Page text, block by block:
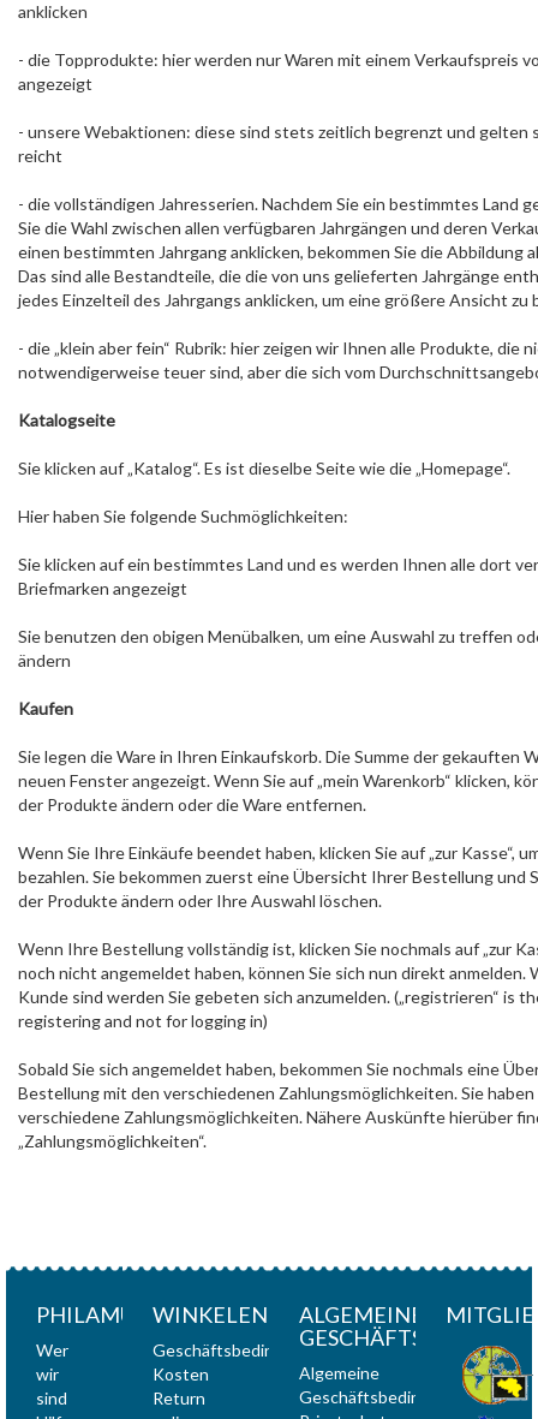
anklicken
- die Topprodukte: hier werden nur Waren mit einem Verkaufspreis
angezeigt
- unsere Webaktionen: diese sind stets zeitlich begrenzt und gelten
reicht
- die vollständigen Jahresserien. Nachdem Sie ein bestimmtes Land
Sie die Wahl zwischen allen verfügbaren Jahrgängen und deren
einen bestimmten Jahrgang anklicken, bekommen Sie die Abbildung
Das sind alle Bestandteile, die die von uns gelieferten Jahrgänge
jedes Einzelteil des Jahrgangs anklicken, um eine größere Ansicht zu
- die „klein aber fein“ Rubrik: hier zeigen wir Ihnen alle Produkte, die
notwendigerweise teuer sind, aber die sich vom
Katalogseite
Sie klicken auf „Katalog“. Es ist dieselbe Seite wie die „Homepage“.
Hier haben Sie folgende Suchmöglichkeiten:
Sie klicken auf ein bestimmtes Land und es werden Ihnen alle dort
Briefmarken angezeigt
Sie benutzen den obigen Menübalken, um eine Auswahl zu treffen
ändern
Kaufen
Sie legen die Ware in Ihren Einkaufskorb. Die Summe der gekauften
neuen Fenster angezeigt. Wenn Sie auf „mein Warenkorb“ klicken,
der Produkte ändern oder die Ware entfernen.
Wenn Sie Ihre Einkäufe beendet haben, klicken Sie auf „zur Kasse“,
bezahlen. Sie bekommen zuerst eine Übersicht Ihrer Bestellung und
der Produkte ändern oder Ihre Auswahl löschen.
Wenn Ihre Bestellung vollständig ist, klicken Sie nochmals auf „zur
noch nicht angemeldet haben, können Sie sich nun direkt anmelden.
Kunde sind werden Sie gebeten sich anzumelden. („registrieren“ is
registering and not for logging in)
Sobald Sie sich angemeldet haben, bekommen Sie nochmals eine
Bestellung mit den verschiedenen Zahlungsmöglichkeiten. Sie
verschiedene Zahlungsmöglichkeiten. Nähere Auskünfte hierüber
„Zahlungsmöglichkeiten“.
PHILAMUNDI
Wer
wir
sind
WINKELEN
Geschäftsbedingungen
Kosten
Return
ALGEMEINE
Algemeine
Geschäftsbedingungen